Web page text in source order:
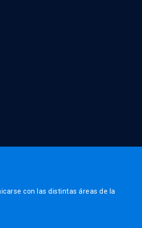
con las distintas áreas de la